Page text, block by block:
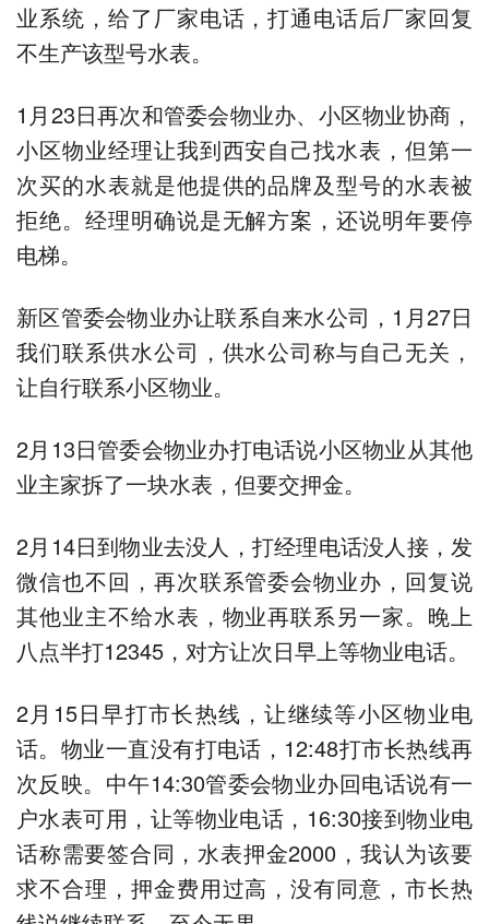
业系统，给了厂家电话，打通电话后厂家回复
不生产该型号水表。
1月23日再次和管委会物业办、小区物业协商，
小区物业经理让我到西安自己找水表，但第一
次买的水表就是他提供的品牌及型号的水表被
拒绝。经理明确说是无解方案，还说明年要停
电梯。
新区管委会物业办让联系自来水公司，1月27日
我们联系供水公司，供水公司称与自己无关，
让自行联系小区物业。
2月13日管委会物业办打电话说小区物业从其他
业主家拆了一块水表，但要交押金。
2月14日到物业去没人，打经理电话没人接，发
微信也不回，再次联系管委会物业办，回复说
其他业主不给水表，物业再联系另一家。晚上
八点半打12345，对方让次日早上等物业电话。
2月15日早打市长热线，让继续等小区物业电
话。物业一直没有打电话，12:48打市长热线再
次反映。中午14:30管委会物业办回电话说有一
户水表可用，让等物业电话，16:30接到物业电
话称需要签合同，水表押金2000，我认为该要
求不合理，押金费用过高，没有同意，市长热